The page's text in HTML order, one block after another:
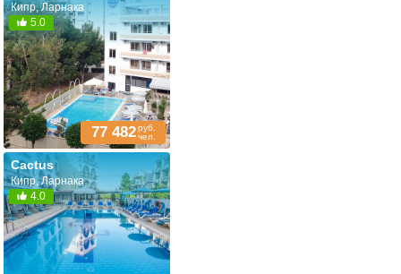
Кипр, Ларнака
5.0
77 482руб.
чел.
Cactus
Кипр, Ларнака
4.0